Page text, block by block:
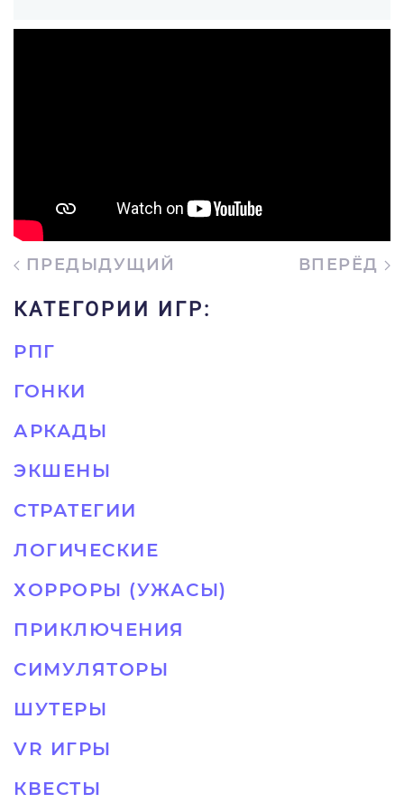
ПРЕДЫДУЩИЙ ВПЕРЁД
КАТЕГОРИИ ИГР:
РПГ
ГОНКИ
АРКАДЫ
ЭКШЕНЫ
СТРАТЕГИИ
ЛОГИЧЕСКИЕ
ХОРРОРЫ (УЖАСЫ)
ПРИКЛЮЧЕНИЯ
СИМУЛЯТОРЫ
ШУТЕРЫ
VR ИГРЫ
КВЕСТЫ